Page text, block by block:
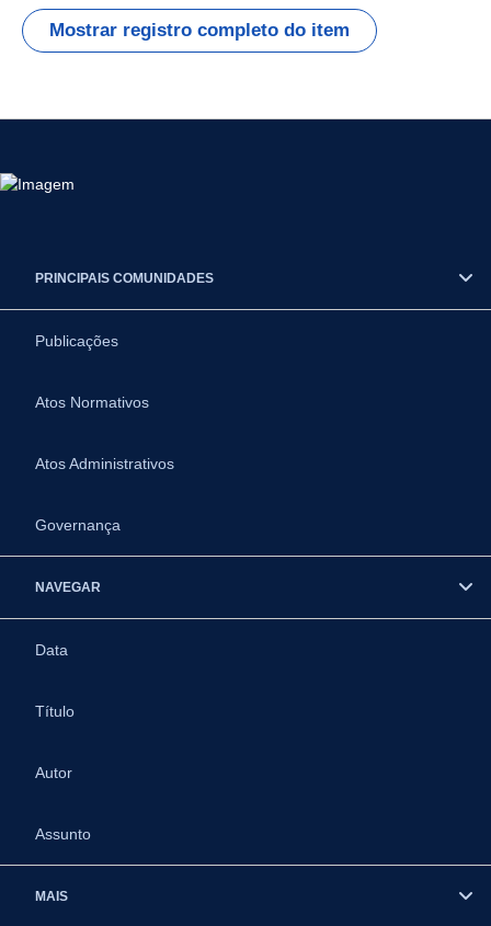
Mostrar registro completo do item
PRINCIPAIS COMUNIDADES
Publicações
Atos Normativos
Atos Administrativos
Governança
NAVEGAR
Data
Título
Autor
Assunto
MAIS